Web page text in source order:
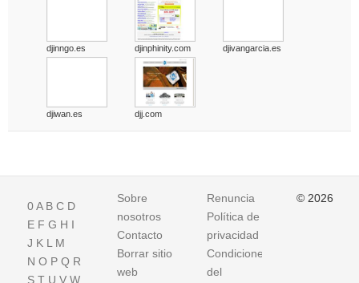
djinngo.es djinphinity.com djivangarcia.es
djiwan.es djj.com
0A B C D
E F G H I
J K L M
N O P Q R
S T U V W
Sobre
nosotros
Contacto
Borrar sitio
web
Renuncia
Política de
privacidad
Condiciones
del
© 2026